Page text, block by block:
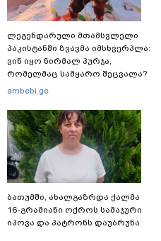
ლეგენდარული მთამსვლელი
პაკისტანში ზვავმა იმსხვერპლა:
ვინ იყო ნირმალ პურჯა,
რომელმაც სამყარო შეცვალა?
ambebi.ge
ბათუმში, ახალგაზრდა ქალმა
16-გრამიანი ოქროს სამაჯური
იპოვა და პატრონს დაუბრუნა